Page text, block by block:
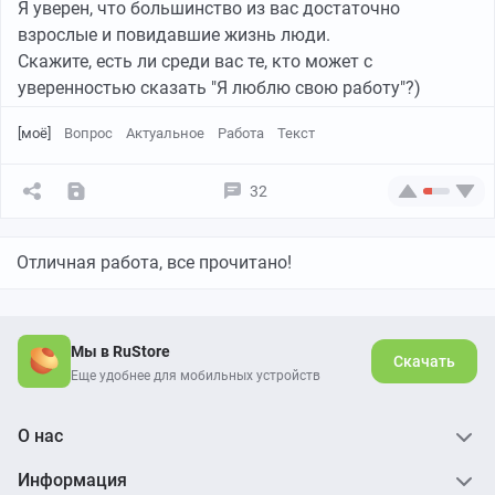
Всем здоровья и удачи на дорогах 😊
Я уверен, что большинство из вас достаточно
взрослые и повидавшие жизнь люди.
Скажите, есть ли среди вас те, кто может с
уверенностью сказать "Я люблю свою работу"?)
[моё] Вопрос Актуальное Работа Текст
32
Отличная работа, все прочитано!
Мы в RuStore
Еще удобнее для мобильных устройств
Скачать
О нас
Информация